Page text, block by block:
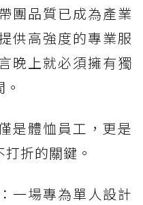
團品質已成為產業
供高強度的專業服
晚上就必須擁有獨
是體恤員工，更是
折的關鍵。
一場專為單人設計